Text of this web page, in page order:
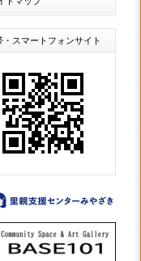
・スマートフォンサイト